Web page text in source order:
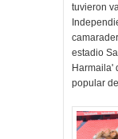
tuvieron
estadio
Harmaila'
popular